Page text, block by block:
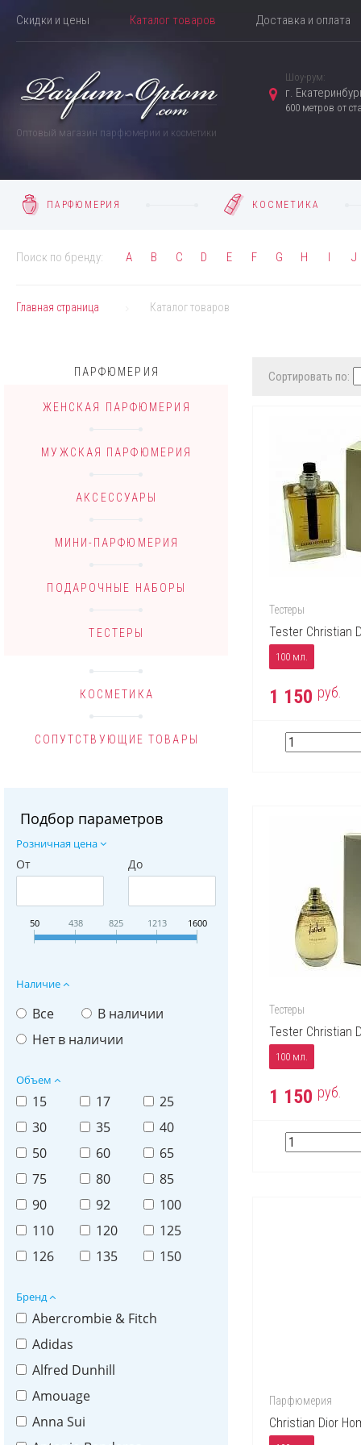
Скидки и цены Каталог товаров Доставка и оплата
Оптовый магазин парфюмерии и косметики
Шоу-рум:
г.
600 метров от
ПАРФЮМЕРИЯ КОСМЕТИКА
Поиск по бренду: A B C D E F G H I J
Главная страница Каталог товаров
ПАРФЮМЕРИЯ
ЖЕНСКАЯ ПАРФЮМЕРИЯ
МУЖСКАЯ ПАРФЮМЕРИЯ
АКСЕССУАРЫ
МИНИ-ПАРФЮМЕРИЯ
ПОДАРОЧНЫЕ НАБОРЫ
ТЕСТЕРЫ
КОСМЕТИКА
СОПУТСТВУЮЩИЕ ТОВАРЫ
Подбор параметров
Розничная цена
От До
50 438 825 1213 1600
Наличие
Все
В наличии
Нет в наличии
Объем
15 17
25
30
35
40
50
60
65
75
80
85
90
92
100
110
120
125
126
135 150
Бренд
Abercrombie & Fitch
Adidas
Alfred Dunhill
Amouage
Anna Sui
Сортировать по:
Тестеры
Tester Christian
100 мл.
1 150 руб.
Тестеры
Tester Christian
100 мл.
1 150 руб.
Парфюмерия
Christian Dior